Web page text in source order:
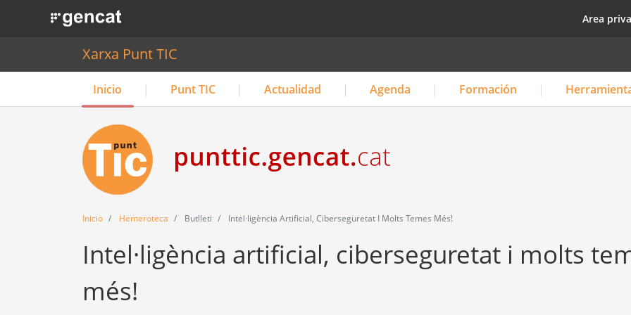
. Obre en una nova finestra. top
Area
Xarxa Punt TIC
Inicio Punt TIC Actualidad Agenda Formación
Inicio Hemeroteca Butlleti Intel·ligència Artificial, Ciberseguretat I Molts Temes Més!
Intel·ligència artificial, ciberseguretat i molts
més!